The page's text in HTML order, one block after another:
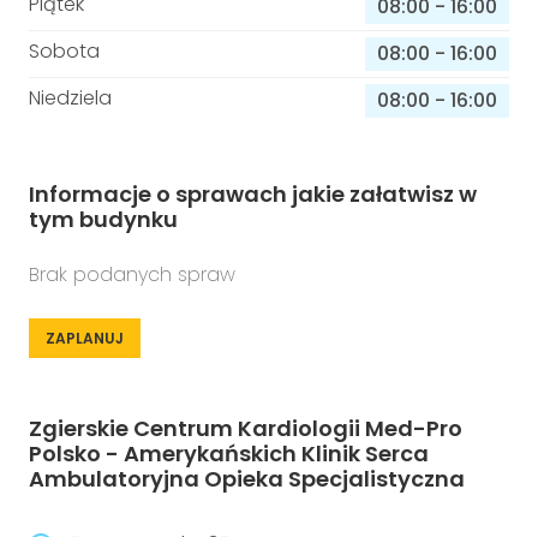
08:00 - 16:00
Sobota
08:00 - 16:00
Niedziela
08:00 - 16:00
Informacje o sprawach jakie załatwisz w
tym budynku
Brak podanych spraw
ZAPLANUJ
Zgierskie Centrum Kardiologii Med-Pro
Polsko - Amerykańskich Klinik Serca
Ambulatoryjna Opieka Specjalistyczna